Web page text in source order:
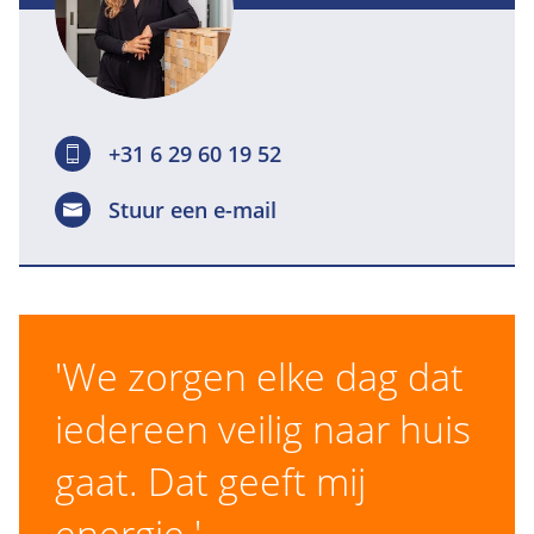
met elkaar werken.
#LI-MV4
+31 6 29 60 19 52
Stuur een e-mail
'We zorgen elke dag dat
iedereen veilig naar huis
gaat. Dat geeft mij